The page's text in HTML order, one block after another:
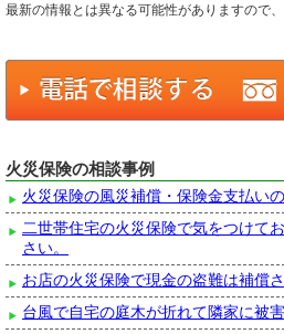
最新の情報とは異なる可能性がありますので
火災保険の相談事例
火災保険の風災補償・保険金支払い
二世帯住宅の火災保険で気をつけて
さい。
お店の火災保険で現金の盗難は補償
台風で自宅の庭木が折れて隣家に被